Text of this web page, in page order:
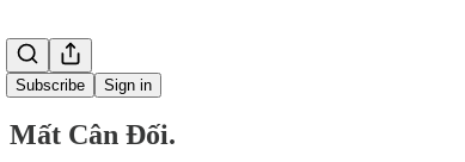
Subscribe Sign in
Mất Cân Đối.